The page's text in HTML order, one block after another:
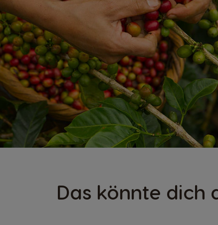
Das könnte dich